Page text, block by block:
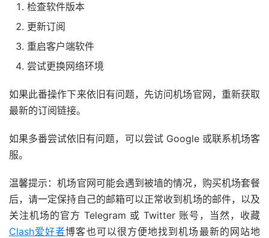
检查软件版本
更新订阅
重启客户端软件
尝试更换网络环境
如果此番操作下来依旧有问题，先访问机场官网，重新获取
最新的订阅链接。
如果多番尝试依旧有问题，可以尝试 Google 或联系机场客
服。
温馨提示：机场官网可能会遇到被墙的情况，购买机场套餐
后，请一定保持自己的邮箱可以正常收到机场的邮件，以及
关注机场的官方 Telegram 或 Twitter 账号，当然，收藏
Clash爱好者博客也可以很方便地找到机场最新的网站地